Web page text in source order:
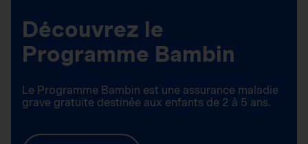
Découvrez le
Programme Bambin
Le Programme Bambin est une assurance maladie
grave gratuite destinée aux enfants de 2 à 5 ans.